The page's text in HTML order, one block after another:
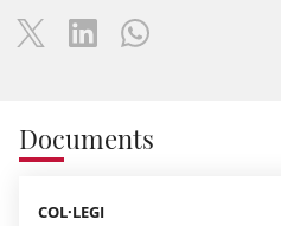
Documents
COL·LEGI